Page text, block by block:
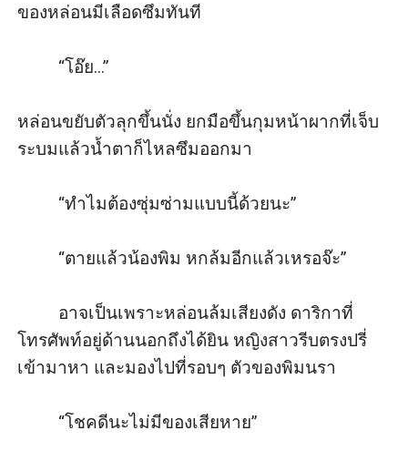
ของหล่อนมีเลือดซึมทันที
“โอ๊ย...”
หล่อนขยับตัวลุกขึ้นนั่ง ยกมือขึ้นกุมหน้าผากที่เจ็บ
ระบมแล้วน้ำตาก็ไหลซึมออกมา
“ทำไมต้องซุ่มซ่ามแบบนี้ด้วยนะ”
“ตายแล้วน้องพิม หกล้มอีกแล้วเหรอจ๊ะ”
อาจเป็นเพราะหล่อนล้มเสียงดัง ดาริกาที่
โทรศัพท์อยู่ด้านนอกถึงได้ยิน หญิงสาวรีบตรงปรี่
เข้ามาหา และมองไปที่รอบๆ ตัวของพิมนรา
“โชคดีนะไม่มีของเสียหาย”